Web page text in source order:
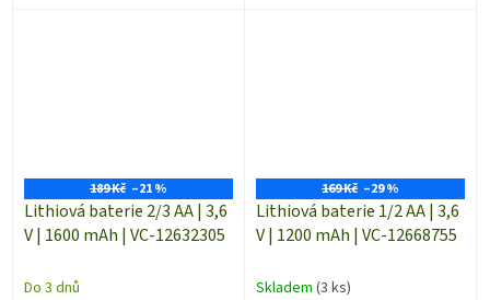
189 Kč –21 %
Lithiová baterie 2/3 AA | 3,6
V | 1600 mAh | VC-12632305
Do 3 dnů
169 Kč –29 %
Lithiová baterie 1/2 AA | 3,6
V | 1200 mAh | VC-12668755
Skladem (3 ks)